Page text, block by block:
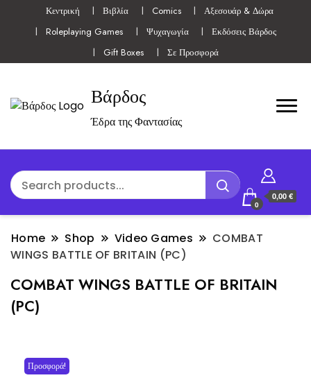
Κεντρική Βιβλία Comics
Αξεσουάρ & Δώρα
Roleplaying Games
Ψυχαγωγία
Εκδόσεις Βάρδος
Gift Boxes
Σε Προσφορά
Βάρδος
Έδρα της Φαντασίας
0
0,00 €
Home Shop Video Games
COMBAT
WINGS BATTLE OF BRITAIN (PC)
COMBAT WINGS BATTLE OF BRITAIN
(PC)
Προσφορά!